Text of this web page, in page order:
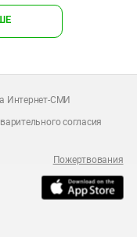
Интернет-СМИ
согласия
Пожертвования